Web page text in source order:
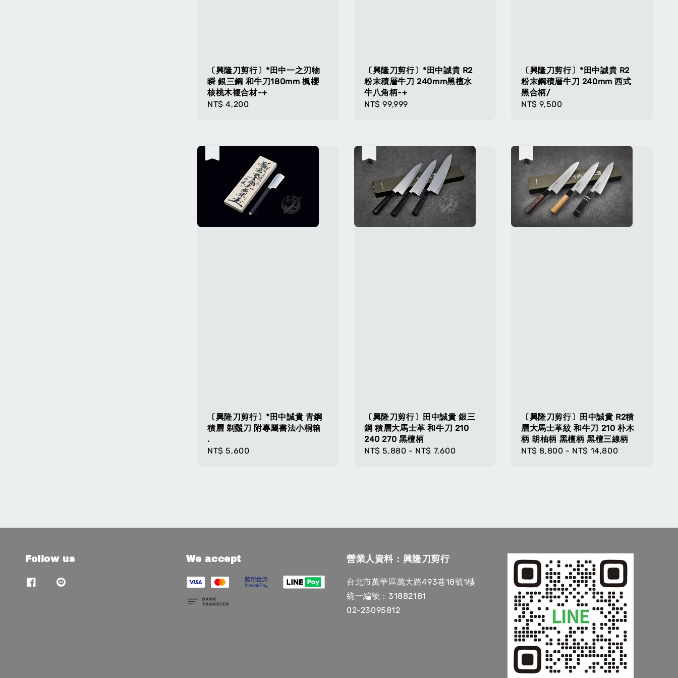
〔興隆刀剪行〕*田中一之刃物
瞬 銀三鋼 和牛刀180mm 楓櫻
核桃木複合材-+
Regular
NT$ 4,200
〔興隆刀剪行〕*田中誠貴 R2
粉末積層牛刀 240mm黑檀水
牛八角柄-+
Regular
NT$ 99,999
〔興隆刀剪行〕*田中誠貴 R2
粉末鋼積層牛刀 240mm 西式
黑合柄/
Regular
NT$ 9,500
〔興隆刀剪行〕*田中誠貴 青鋼
積層 剃鬚刀 附專屬書法小桐箱
.
Regular
NT$ 5,600
〔興隆刀剪行〕田中誠貴 銀三
鋼 積層大馬士革 和牛刀 210
240 270 黑檀柄
Regular
NT$ 5,880 - NT$ 7,600
〔興隆刀剪行〕田中誠貴 R2積
層大馬士革紋 和牛刀 210 朴木
柄 胡柚柄 黑檀柄 黑檀三線柄
Regular
NT$ 8,800 - NT$ 14,800
Follow us We accept 營業人資料：興隆刀剪行
台北市萬華區萬大路493巷18號1樓
統一編號：31882181
02-23095812